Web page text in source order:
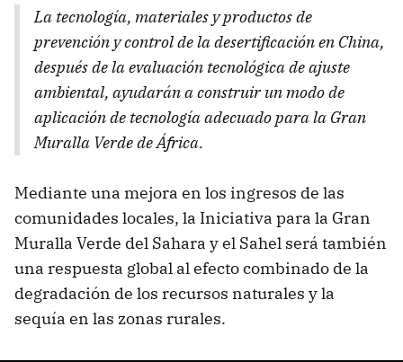
La tecnología, materiales y productos de
prevención y control de la desertificación en China,
después de la evaluación tecnológica de ajuste
ambiental, ayudarán a construir un modo de
aplicación de tecnología adecuado para la Gran
Muralla Verde de África.
Mediante una mejora en los ingresos de las
comunidades locales, la Iniciativa para la Gran
Muralla Verde del Sahara y el Sahel será también
una respuesta global al efecto combinado de la
degradación de los recursos naturales y la
sequía en las zonas rurales.